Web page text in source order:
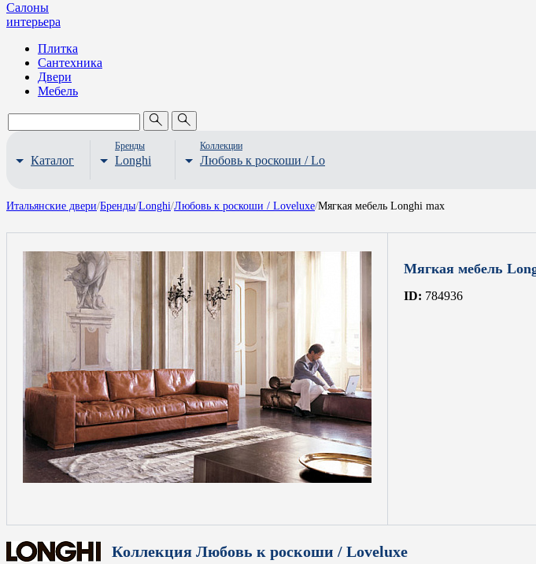
Салоны
интерьера
Плитка
Сантехника
Двери
Мебель
Каталог
Бренды
Longhi
Коллекции
Любовь к роскоши / Loveluxe
Итальянские двери/Бренды/Longhi/Любовь к роскоши / Loveluxe/Мягкая мебель Longhi max
Мягкая мебель
ID: 784936
Коллекция Любовь к роскоши / Loveluxe